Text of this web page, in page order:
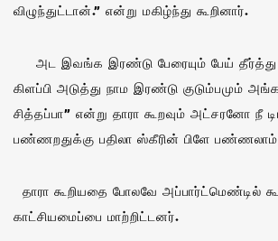
விழுந்துட்டான்.” என்று மகிழ்ந்து கூறினார்.
அட இவங்க இரண்டு பேரையும் பேய் தீர்த்து
கிளப்பி அடுத்து நாம இரண்டு குடும்பமும்
சித்தப்பா” என்று தாரா கூறவும் அட்சரனோ நீ
பண்ணறதுக்கு பதிலா ஸ்கீரின் பிளே
தாரா கூறியதை போலவே அப்பார்ட்மெண்டில்
காட்சியமைப்பை மாற்றிட்டனர்.